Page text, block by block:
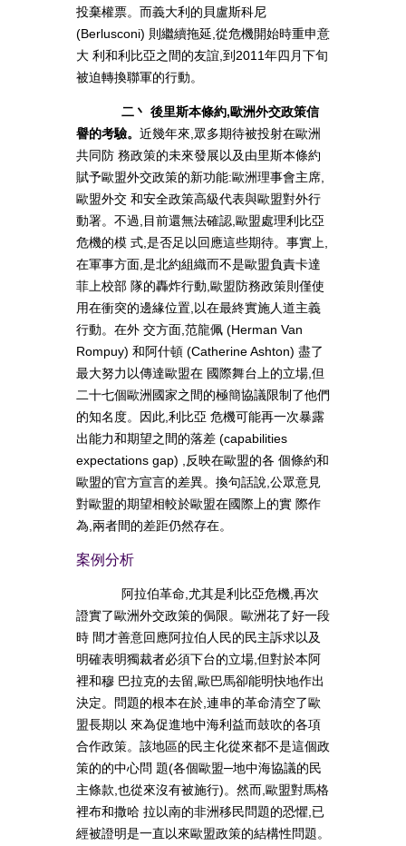
投棄權票。而義大利的貝盧斯科尼
(Berlusconi) 則繼續拖延,從危機開始時重申意
大 利和利比亞之間的友誼,到2011年四月下旬
被迫轉換聯軍的行動。
二丶 後里斯本條約,歐洲外交政策信
譽的考驗。 近幾年來,眾多期待被投射在歐洲
共同防 務政策的未來發展以及由里斯本條約
賦予歐盟外交政策的新功能:歐洲理事會主席,
歐盟外交 和安全政策高級代表與歐盟對外行
動署。不過,目前還無法確認,歐盟處理利比亞
危機的模 式,是否足以回應這些期待。事實上,
在軍事方面,是北約組織而不是歐盟負責卡達
菲上校部 隊的轟炸行動,歐盟防務政策則僅使
用在衝突的邊緣位置,以在最終實施人道主義
行動。在外 交方面,范龍佩 (Herman Van
Rompuy) 和阿什頓 (Catherine Ashton) 盡了
最大努力以傳達歐盟在 國際舞台上的立場,但
二十七個歐洲國家之間的極簡協議限制了他們
的知名度。因此,利比亞 危機可能再一次暴露
出能力和期望之間的落差 (capabilities
expectations gap) ,反映在歐盟的各 個條約和
歐盟的官方宣言的差異。換句話說,公眾意見
對歐盟的期望相較於歐盟在國際上的實 際作
為,兩者間的差距仍然存在。
案例分析
阿拉伯革命,尤其是利比亞危機,再次
證實了歐洲外交政策的侷限。歐洲花了好一段
時 間才善意回應阿拉伯人民的民主訴求以及
明確表明獨裁者必須下台的立場,但對於本阿
裡和穆 巴拉克的去留,歐巴馬卻能明快地作出
決定。問題的根本在於,連串的革命清空了歐
盟長期以 來為促進地中海利益而鼓吹的各項
合作政策。該地區的民主化從來都不是這個政
策的的中心問 題(各個歐盟─地中海協議的民
主條款,也從來沒有被施行)。然而,歐盟對馬格
裡布和撒哈 拉以南的非洲移民問題的恐懼,已
經被證明是一直以來歐盟政策的結構性問題。